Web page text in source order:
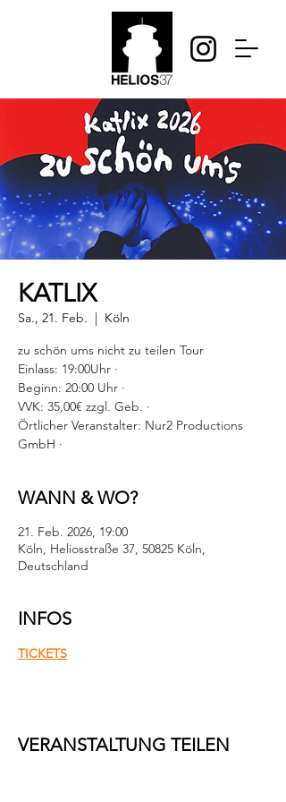
KATLIX
Sa., 21. Feb.
  |
Köln
zu schön ums nicht zu teilen Tour
Einlass: 19:00Uhr ·
Beginn: 20:00 Uhr ·
VVK: 35,00€ zzgl. Geb. ·
Örtlicher Veranstalter: Nur2 Productions
GmbH ·
WANN & WO?
21. Feb. 2026, 19:00
Köln, Heliosstraße 37, 50825 Köln,
Deutschland
INFOS
TICKETS
VERANSTALTUNG TEILEN